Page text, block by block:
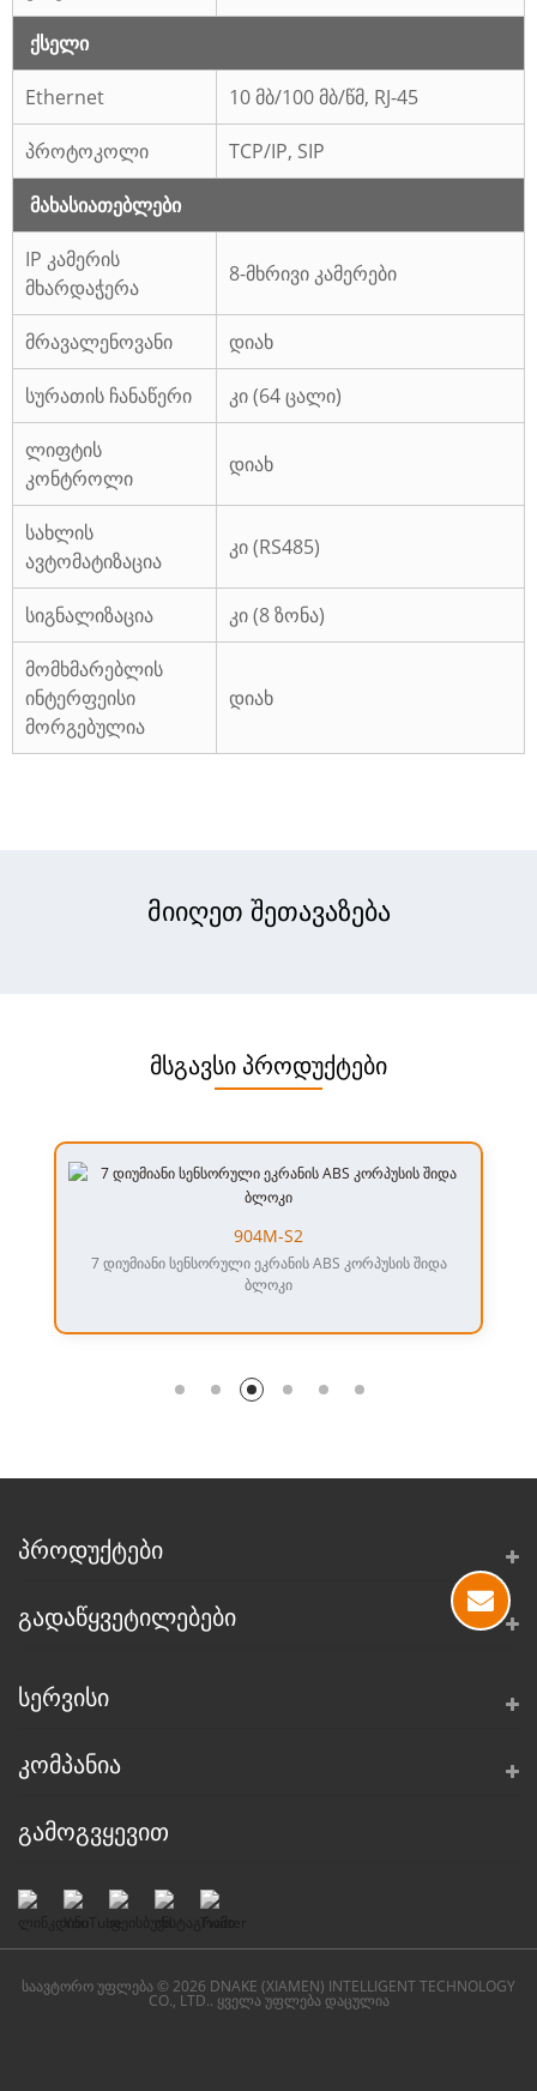
ქსელი
Ethernet 10 მბ/100 მბ/წმ, RJ-45
პროტოკოლი TCP/IP, SIP
მახასიათებლები
IP კამერის
მხარდაჭერა
8-მხრივი კამერები
მრავალენოვანი დიახ
სურათის ჩანაწერი კი (64 ცალი)
ლიფტის
კონტროლი
დიახ
სახლის
ავტომატიზაცია
კი (RS485)
სიგნალიზაცია კი (8 ზონა)
მომხმარებლის
ინტერფეისი
მორგებულია
დიახ
მიიღეთ შეთავაზება
მსგავსი პროდუქტები
904M-S2
7 დიუმიანი სენსორული ეკრანის ABS კორპუსის შიდა
ბლოკი
ᲞᲠᲝᲓᲣᲥᲢᲔᲑᲘ
ᲒᲐᲓᲐᲬᲧᲕᲔᲢᲘᲚᲔᲑᲔᲑᲘ
ᲡᲔᲠᲕᲘᲡᲘ
ᲙᲝᲛᲞᲐᲜᲘᲐ
ᲒᲐᲛᲝᲒᲕᲧᲔᲕᲘᲗ
საავტორო უფლება © 2026 DNAKE (XIAMEN) INTELLIGENT TECHNOLOGY
CO., LTD.. ყველა უფლება დაცულია